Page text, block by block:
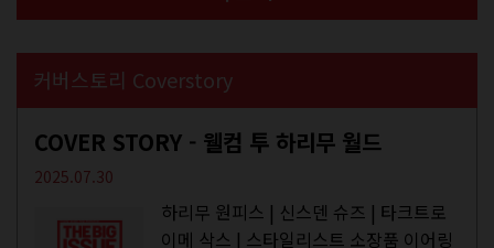
커버스토리 Coverstory
COVER STORY - 웰컴 투 하리무 월드
2025.07.30
하리무 원피스 | 신스덴 슈즈 | 타크트로
이메 삭스 | 스타일리스트 소장품 이어링